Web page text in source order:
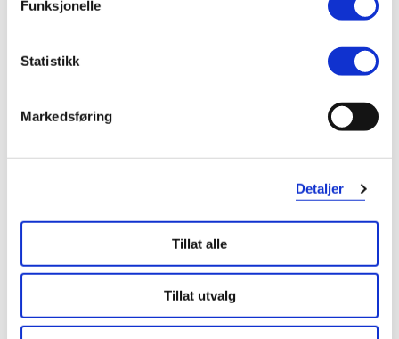
Funksjonelle
Statistikk
Markedsføring
Detaljer
Tillat alle
Tillat utvalg
5 stjerner 2
0
2 stjerner 0
0